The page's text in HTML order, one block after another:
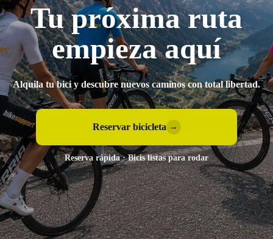
Tu próxima ruta
empieza aquí
Alquila tu bici y descubre nuevos caminos con total libertad.
Reservar bicicleta →
Reserva rápida · Bicis listas para rodar